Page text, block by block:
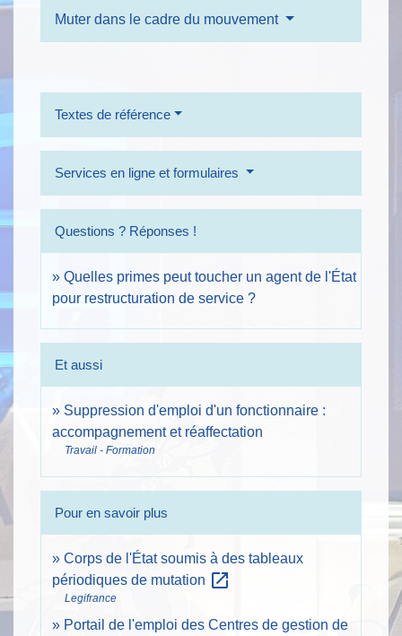
Muter dans le cadre du mouvement
Textes de référence
Services en ligne et formulaires
Questions ? Réponses !
Quelles primes peut toucher un agent de l'État
pour restructuration de service ?
Et aussi
Suppression d'emploi d'un fonctionnaire :
accompagnement et réaffectation
Travail - Formation
Pour en savoir plus
Corps de l'État soumis à des tableaux
périodiques de mutation open_in_new
Legifrance
Portail de l'emploi des Centres de gestion de